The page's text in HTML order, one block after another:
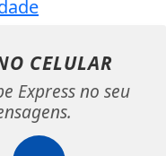
CELULAR
Express no seu